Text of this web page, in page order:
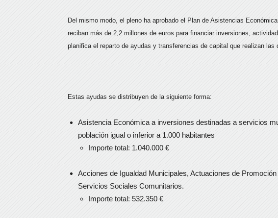
Del mismo modo, el pleno ha aprobado el Plan de Asistencias
reciban más de 2,2 millones de euros para financiar inversiones,
planifica el reparto de ayudas y transferencias de capital que realizan
Estas ayudas se distribuyen de la siguiente forma:
Asistencia Económica a inversiones destinadas a servicios
población igual o inferior a 1.000 habitantes
Importe total: 1.040.000 €
Acciones de Igualdad Municipales, Actuaciones de
Servicios Sociales Comunitarios.
Importe total: 532.350 €